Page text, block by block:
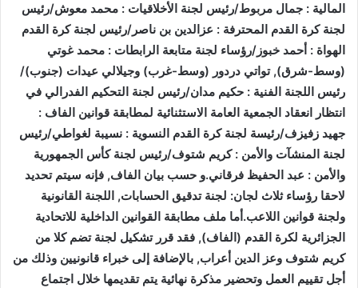
المالية : جمال مربوط/رئيس لجنة الأخلاقيات : محمد معوش/رئيس
لجنة كرة القدم المحترفة : عزالدين بن ناصر /رئيس لجنة كرة القدم
الهواة : أحمد خبوز /رؤساء لجنة متابعة الرابطات : محمد غوتي
(وسط-شرق), تواتي دردور (وسط-غرب) وجيلالي عيدات (جنوب)/
رئيس اللجنة الفنية : حكيم مدان/رئيس لجنة التحكيم الفدرالي في
انتظار انعقاد الجمعية العامة الاستثنائية لمطابقة قوانين الفاف :
جهيد زفيزف/رئيسة لجنة كرة القدم النسوية : نسيبة لغواطي/رئيس
لجنة المنشآت والأمن : كريم شتوف/رئيس لجنة كأس الجمهورية
والأمن : عبد الحفيظ فرقاني.و حسب بيان الفاف, فإنه سيتم تحديد
لاحقا رؤساء ثلاث لجان: لجنة تدقيق الحسابات, اللجنة القانونية
ولجنة قوانين اللاعب.أما ملف مطابقة القوانين الداخلية للاتحادية
الجزائرية لكرة القدم (الفاف), فقد قرر تشكيل لجنة تضم كلا من
كريم شتوف وعز الدين أعراب, بالإضافة إلى خبراء قانونيين وذلك من
أجل تقييم العمل وتحضير مذكرة نهائية يتم تقديمها خلال اجتماع